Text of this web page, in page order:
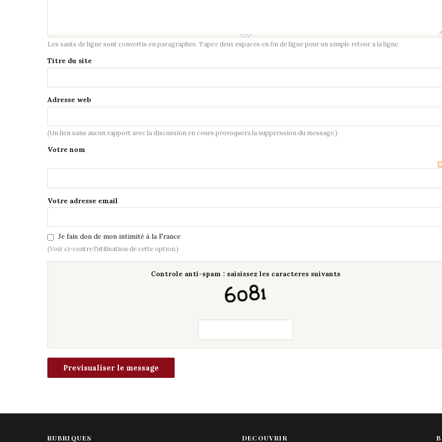
Les sauts de ligne sont convertis en paragraphes. Tapez deux espaces en fin de ligne pour un simple retour a la ligne.
Titre du site
Adresse web
(Un lien sans aucun rapport avec la discussion en cours provoquera la suppression du message.)
Votre nom
Votre adresse email
Je fais don de mon intimité à la France
(Voir ci-contre l'utilisation de cette option.)
Controle anti-spam : saisissez les caracteres suivants
RUBRIQUES DECOUVRIR